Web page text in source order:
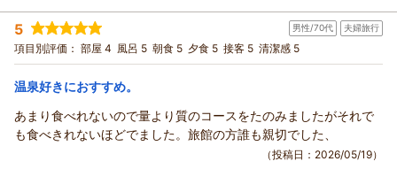
進する所存でございます。
今後とも井づつやご愛顧のほどよろしくお願いいたします。
（返信日：2026/07/01）
宿泊時期： 2026年05月宿泊 (夫婦旅行)
投稿者： かずなりさん
宿泊プラン： 【嬉しい無料特典付き】≪大切な人と，特別なお部屋で，素敵
な時間を≫
和室 朝・夕
宿泊価格帯： 23,001～24,000円(大人一人あたり/税込)
湯村温泉 佳泉郷 井づつやからの返信
かずなり様
この度は当館にご宿泊いただき誠にありがとうございました。
5 男性/70代 夫婦旅行
項目別評価： 部屋 4 風呂 5 朝食 5 夕食 5 接客 5 清潔感 5
温泉好きにおすすめ。
あまり食べれないので量より質のコースをたのみましたがそれで
も食べきれないほどでました。旅館の方誰も親切でした、
（投稿日：2026/05/19）